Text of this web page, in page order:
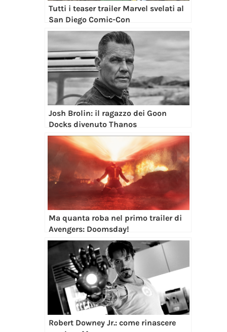
Tutti i teaser trailer Marvel svelati al
San Diego Comic-Con
Josh Brolin: il ragazzo dei Goon
Docks divenuto Thanos
Ma quanta roba nel primo trailer di
Avengers: Doomsday!
Robert Downey Jr.: come rinascere